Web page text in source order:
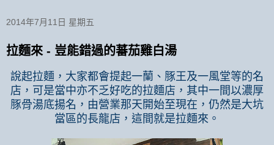
2014年7月11日 星期五
拉麵來 - 豈能錯過的蕃茄雞白湯
說起拉麵，大家都會提起一蘭、豚王及一風堂等的名
店，可是當中亦不乏好吃的拉麵店，其中一間以濃厚
豚骨湯底揚名，由營業那天開始至現在，仍然是大坑
當區的長龍店，這間就是拉麵來。